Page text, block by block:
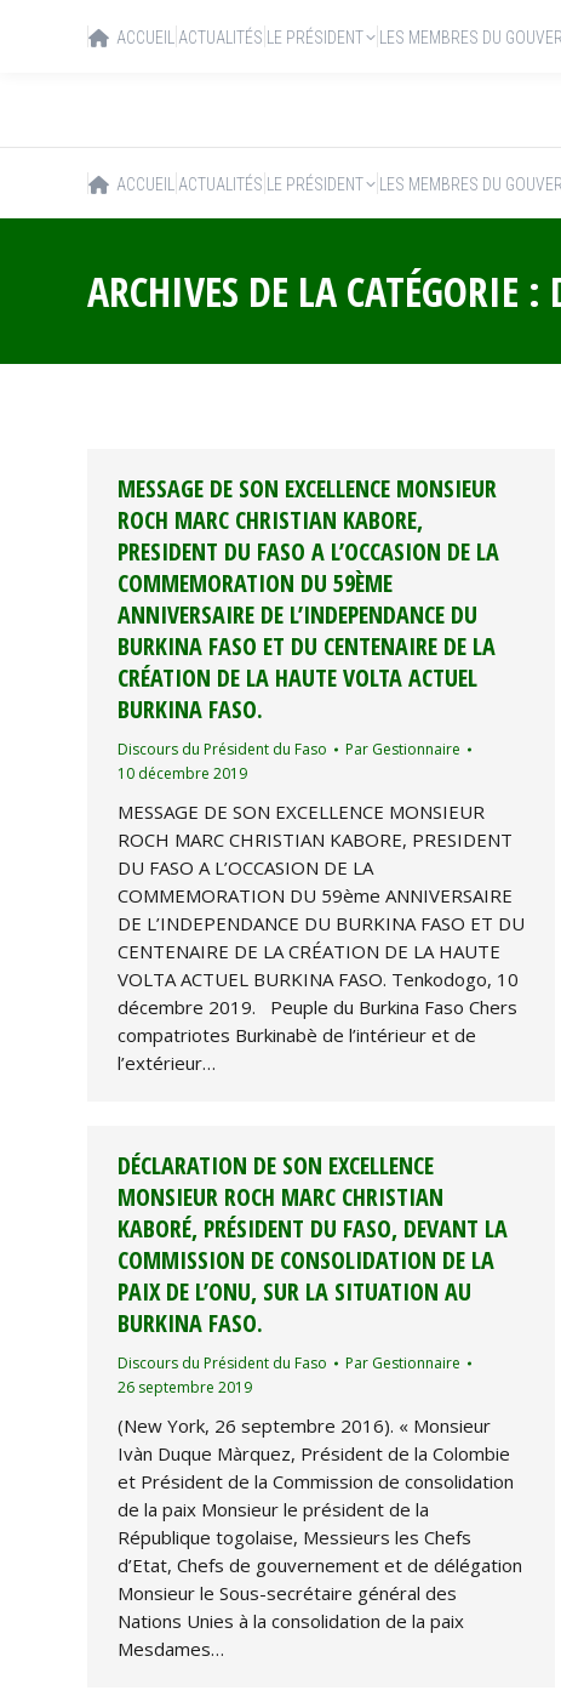
ACCUEIL ACTUALITÉS LE PRÉSIDENT LES MEMBRES DU
ARCHIVES DE LA CATÉGORIE :
MESSAGE DE SON EXCELLENCE MONSIEUR
ROCH MARC CHRISTIAN KABORE,
PRESIDENT DU FASO A L’OCCASION DE LA
COMMEMORATION DU 59ÈME
ANNIVERSAIRE DE L’INDEPENDANCE DU
BURKINA FASO ET DU CENTENAIRE DE LA
CRÉATION DE LA HAUTE VOLTA ACTUEL
BURKINA FASO.
Discours du Président du Faso Par Gestionnaire
10 décembre 2019
MESSAGE DE SON EXCELLENCE MONSIEUR
ROCH MARC CHRISTIAN KABORE, PRESIDENT
DU FASO A L’OCCASION DE LA
COMMEMORATION DU 59ème ANNIVERSAIRE
DE L’INDEPENDANCE DU BURKINA FASO ET DU
CENTENAIRE DE LA CRÉATION DE LA HAUTE
VOLTA ACTUEL BURKINA FASO. Tenkodogo, 10
décembre 2019. Peuple du Burkina Faso Chers
compatriotes Burkinabè de l’intérieur et de
l’extérieur…
DÉCLARATION DE SON EXCELLENCE
MONSIEUR ROCH MARC CHRISTIAN
KABORÉ, PRÉSIDENT DU FASO, DEVANT LA
COMMISSION DE CONSOLIDATION DE LA
PAIX DE L’ONU, SUR LA SITUATION AU
BURKINA FASO.
Discours du Président du Faso Par Gestionnaire
26 septembre 2019
(New York, 26 septembre 2016). « Monsieur
Ivàn Duque Màrquez, Président de la Colombie
et Président de la Commission de consolidation
de la paix Monsieur le président de la
République togolaise, Messieurs les Chefs
d’Etat, Chefs de gouvernement et de délégation
Monsieur le Sous-secrétaire général des
Nations Unies à la consolidation de la paix
Mesdames…
ACCUEIL ACTUALITÉS LE PRÉSIDENT LES MEMBRES DU